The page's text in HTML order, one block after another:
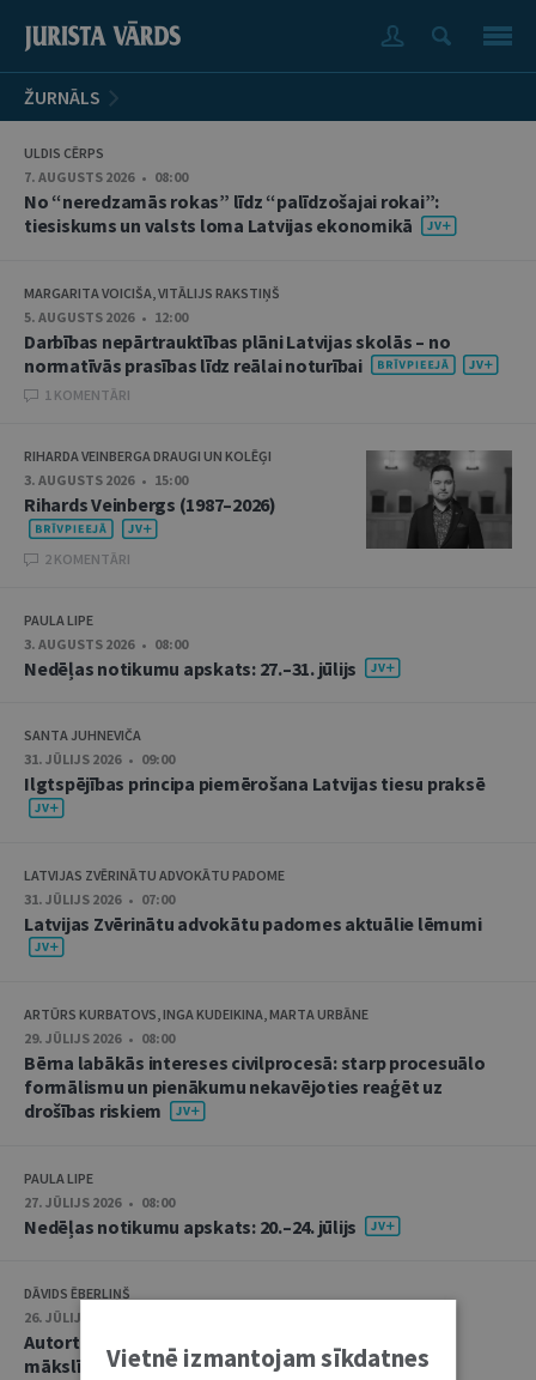
ŽURNĀLS
ULDIS CĒRPS
7. AUGUSTS 2026 • 08:00
No “neredzamās rokas” līdz “palīdzošajai rokai”:
tiesiskums un valsts loma Latvijas ekonomikā
MARGARITA VOICIŠA, VITĀLIJS RAKSTIŅŠ
5. AUGUSTS 2026 • 12:00
Darbības nepārtrauktības plāni Latvijas skolās – no
normatīvās prasības līdz reālai noturībai
1 KOMENTĀRI
RIHARDA VEINBERGA DRAUGI UN KOLĒĢI
3. AUGUSTS 2026 • 15:00
Rihards Veinbergs (1987–2026)
2 KOMENTĀRI
PAULA LIPE
3. AUGUSTS 2026 • 08:00
Nedēļas notikumu apskats: 27.–31. jūlijs
SANTA JUHNEVIČA
31. JŪLIJS 2026 • 09:00
Ilgtspējības principa piemērošana Latvijas tiesu praksē
LATVIJAS ZVĒRINĀTU ADVOKĀTU PADOME
31. JŪLIJS 2026 • 07:00
Latvijas Zvērinātu advokātu padomes aktuālie lēmumi
ARTŪRS KURBATOVS, INGA KUDEIKINA, MARTA URBĀNE
29. JŪLIJS 2026 • 08:00
Bērna labākās intereses civilprocesā: starp procesuālo
formālismu un pienākumu nekavējoties reaģēt uz
drošības riskiem
PAULA LIPE
27. JŪLIJS 2026 • 08:00
Nedēļas notikumu apskats: 20.–24. jūlijs
DĀVIDS ĒBERLIŅŠ
26. JŪLIJS 2026 • 08:00
Autortiesību subjekta un objekta juridiskie aspekti
mākslīgā intelekta kontekstā
Vietnē izmantojam sīkdatnes